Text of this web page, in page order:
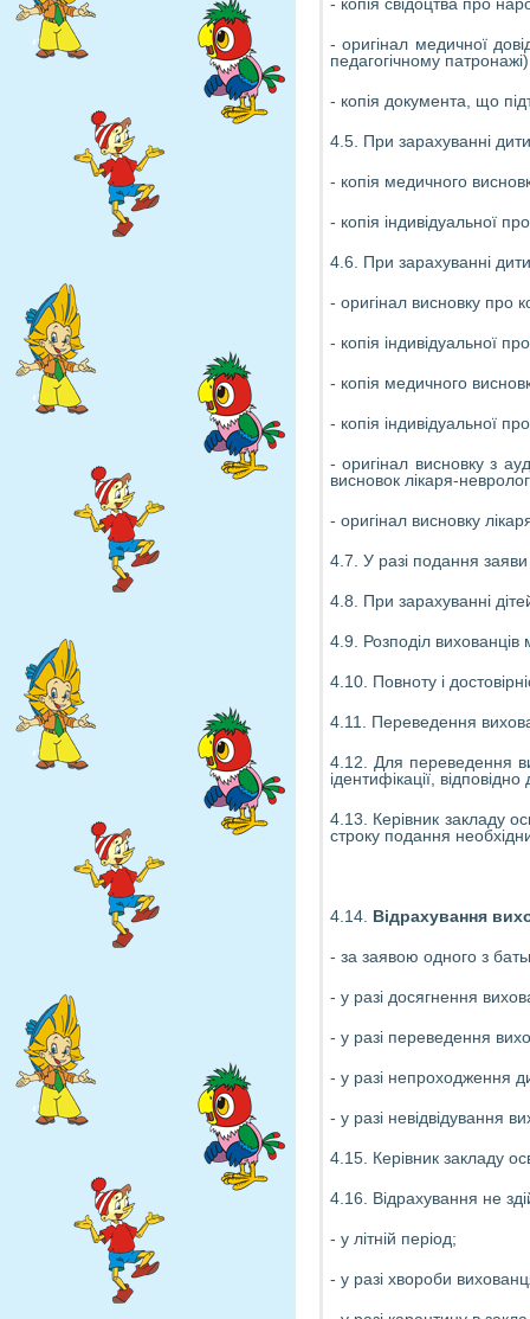
- оригінал медичної
педагогічному
- копія документа, що
4.5. При зарахуванні
- копія медичного
- копія індивідуальної
4.6. При зарахуванні
- оригінал висновку про
- копія індивідуальної
- копія медичного
- копія індивідуальної
- оригінал висновку з
висновок лікаря-
- оригінал висновку
4.7. У разі подання заяви
4.8. При зарахуванні
4.9. Розподіл вихованців
4.10. Повноту і
4.11. Переведення
4.12. Для переведення
ідентифікації,
4.13. Керівник закладу
строку подання
4.14. Відрахування
- за заявою одного з
- у разі досягнення
- у разі переведення
- у разі непроходження
- у разі невідвідування
4.15. Керівник закладу
4.16. Відрахування не
- у літній період;
- у разі хвороби